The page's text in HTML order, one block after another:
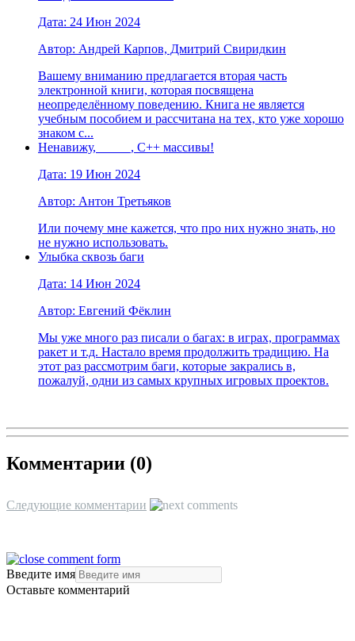
Дата: 24 Июн 2024
Автор: Андрей Карпов, Дмитрий Свиридкин
Вашему вниманию предлагается вторая часть
электронной книги, которая посвящена
неопределённому поведению. Книга не является
учебным пособием и рассчитана на тех, кто уже хорошо
знаком с...
Ненавижу, _____, C++ массивы!
Дата: 19 Июн 2024
Автор: Антон Третьяков
Или почему мне кажется, что про них нужно знать, но
не нужно использовать.
Улыбка сквозь баги
Дата: 14 Июн 2024
Автор: Евгений Фёклин
Мы уже много раз писали о багах: в играх, программах
ракет и т.д. Настало время продолжить традицию. На
этот раз рассмотрим баги, которые закрались в,
пожалуй, одни из самых крупных игровых проектов.
Комментарии (0)
Следующие комментарии
Введите имя
Оставьте комментарий